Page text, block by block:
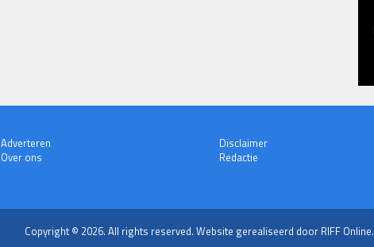
Adverteren
Over ons
Disclaimer
Redactie
Copyright © 2026. All rights reserved. Website gerealiseerd door RIFF Online.